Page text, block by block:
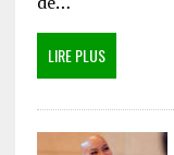
LIRE PLUS